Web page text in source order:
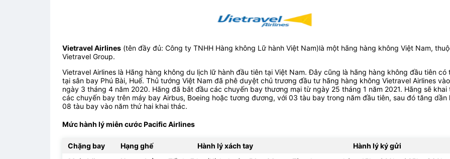
Vietravel Airlines (tên đầy đủ: Công ty TNHH Hàng không Lữ hành Việt Nam)là một hãng hàng không Việt Nam,
Vietravel Group.
Vietravel Airlines là Hãng hàng không du lịch lữ hành đầu tiên tại Việt Nam. Đây cũng là hãng hàng không đầu tiên có
tại sân bay Phú Bài, Huế. Thủ tướng Việt Nam đã phê duyệt chủ trương đầu tư hãng hàng không Vietravel Airlines vào
ngày 3 tháng 4 năm 2020. Hãng đã bắt đầu các chuyến bay thương mại từ ngày 25 tháng 1 năm 2021. Hãng sẽ khai
các chuyến bay trên máy bay Airbus, Boeing hoặc tương đương, với 03 tàu bay trong năm đầu tiên, sau đó tăng dần
08 tàu bay vào năm thứ hai khai thác.
Mức hành lý miễn cước Pacific Airlines
Chặng bay Hạng ghế Hành lý xách tay
Hành lý ký gửi